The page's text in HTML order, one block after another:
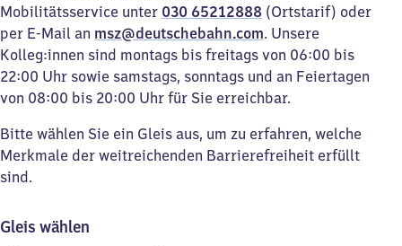
Mobilitätsservice unter 030 65212888 (Ortstarif) oder
per E-Mail an msz@deutschebahn.com. Unsere
Kolleg:innen sind montags bis freitags von 06:00 bis
22:00 Uhr sowie samstags, sonntags und an Feiertagen
von 08:00 bis 20:00 Uhr für Sie erreichbar.
Bitte wählen Sie ein Gleis aus, um zu erfahren, welche
Merkmale der weitreichenden Barrierefreiheit erfüllt
sind.
Gleis wählen